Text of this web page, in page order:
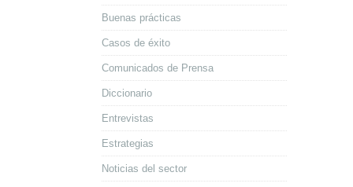
Buenas prácticas
Casos de éxito
Comunicados de Prensa
Diccionario
Entrevistas
Estrategias
Noticias del sector